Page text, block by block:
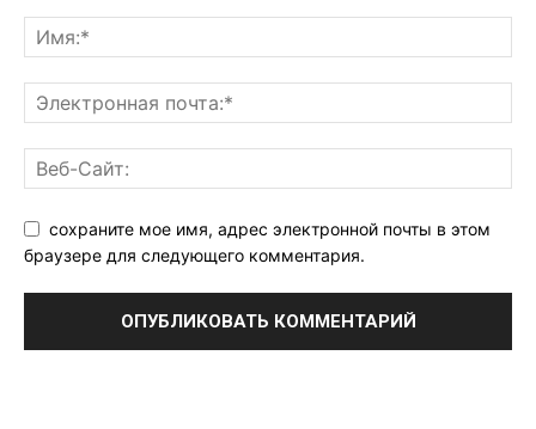
сохраните мое имя, адрес электронной почты в этом
браузере для следующего комментария.